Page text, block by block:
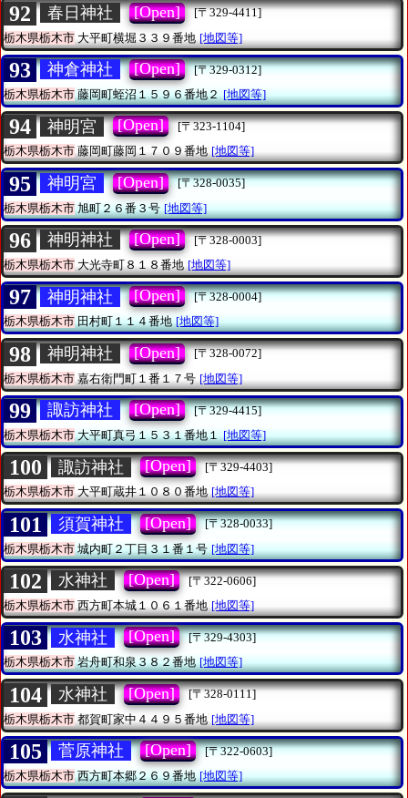
92 春日神社 [Open]
[〒329-4411]
栃木県栃木市 大平町横堀３３９番地 [地図等]
93 神倉神社 [Open]
[〒329-0312]
栃木県栃木市藤岡町蛭沼１５９６番地２ [地図等]
94 神明宮 [Open]
[〒323-1104]
栃木県栃木市藤岡町藤岡１７０９番地 [地図等]
95 神明宮 [Open]
[〒328-0035]
栃木県栃木市旭町２６番３号 [地図等]
96 神明神社 [Open]
[〒328-0003]
栃木県栃木市 大光寺町８１８番地 [地図等]
97 神明神社 [Open]
[〒328-0004]
栃木県栃木市田村町１１４番地 [地図等]
98 神明神社 [Open]
[〒328-0072]
栃木県栃木市 嘉右衛門町１番１７号 [地図等]
99 諏訪神社 [Open]
[〒329-4415]
栃木県栃木市大平町真弓１５３１番地１ [地図等]
100 諏訪神社 [Open]
[〒329-4403]
栃木県栃木市大平町蔵井１０８０番地 [地図等]
101 須賀神社 [Open]
[〒328-0033]
栃木県栃木市城内町２丁目３１番１号 [地図等]
102 水神社 [Open]
[〒322-0606]
栃木県栃木市 西方町本城１０６１番地 [地図等]
103 水神社 [Open]
[〒329-4303]
栃木県栃木市岩舟町和泉３８２番地 [地図等]
104 水神社 [Open]
[〒328-0111]
栃木県栃木市 都賀町家中４４９５番地 [地図等]
105 菅原神社 [Open]
[〒322-0603]
栃木県栃木市西方町本郷２６９番地 [地図等]